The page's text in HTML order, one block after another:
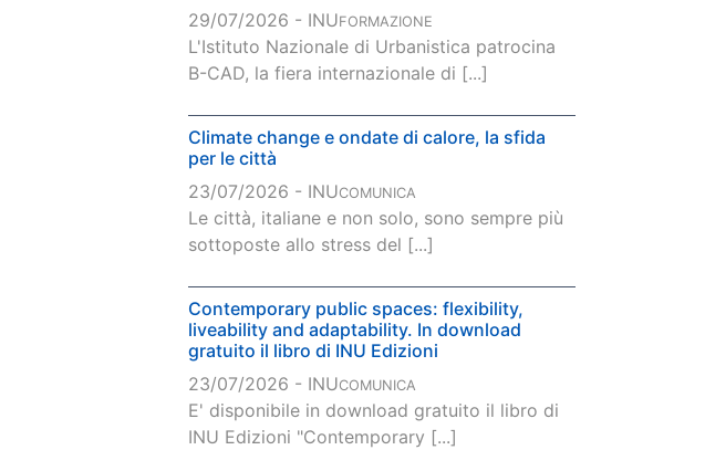
29/07/2026 - INUFORMAZIONE
L'Istituto Nazionale di Urbanistica patrocina
B-CAD, la fiera internazionale di [...]
Climate change e ondate di calore, la sfida
per le città
23/07/2026 - INUCOMUNICA
Le città, italiane e non solo, sono sempre più
sottoposte allo stress del [...]
Contemporary public spaces: flexibility,
liveability and adaptability. In download
gratuito il libro di INU Edizioni
23/07/2026 - INUCOMUNICA
E' disponibile in download gratuito il libro di
INU Edizioni "Contemporary [...]